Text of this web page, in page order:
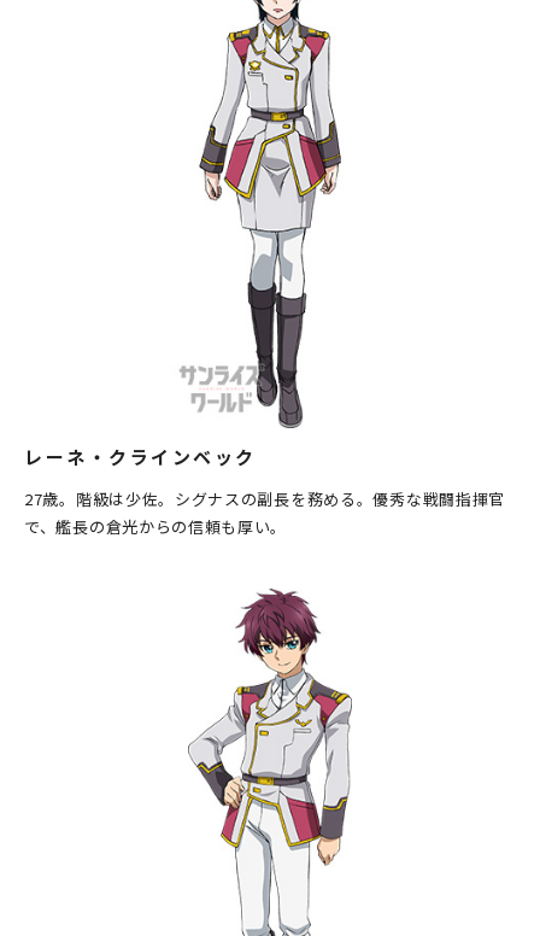
レーネ・クラインベック
27歳。階級は少佐。シグナスの副長を務める。優秀な戦闘指揮官
で、艦長の倉光からの信頼も厚い。